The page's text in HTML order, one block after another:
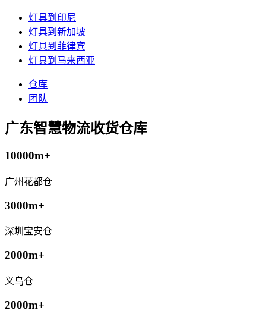
灯具到印尼
灯具到新加坡
灯具到菲律宾
灯具到马来西亚
仓库
团队
广东智慧物流收货仓库
10000m+
广州花都仓
3000m+
深圳宝安仓
2000m+
义乌仓
2000m+